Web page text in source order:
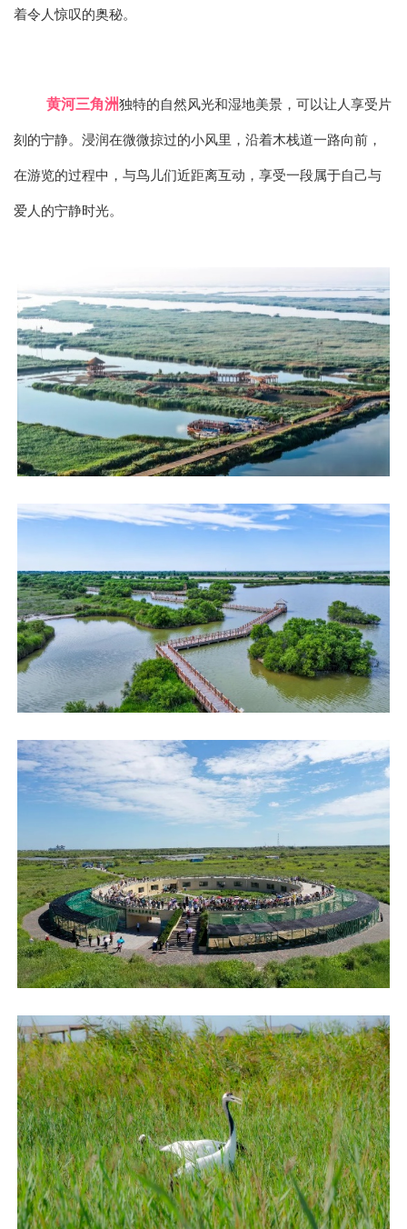
着令人惊叹的奥秘。
黄河三角洲独特的自然风光和湿地美景，可以让人享受片
刻的宁静。浸润在微微掠过的小风里，沿着木栈道一路向前，
在游览的过程中，与鸟儿们近距离互动，享受一段属于自己与
爱人的宁静时光。